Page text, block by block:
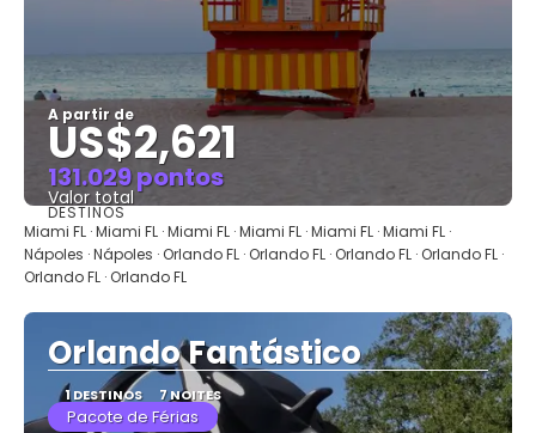
A partir de
US$2,621
131.029 pontos
Valor total
Saiba mais
DESTINOS
Miami FL · Miami FL · Miami FL · Miami FL · Miami FL · Miami FL ·
Nápoles · Nápoles · Orlando FL · Orlando FL · Orlando FL · Orlando FL ·
Orlando FL · Orlando FL
Orlando Fantástico
1 DESTINOS 7 NOITES
Pacote de Férias